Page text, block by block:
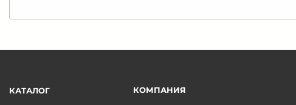
КАТАЛОГ КОМПАНИЯ